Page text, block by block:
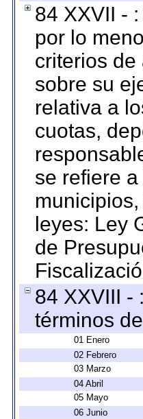
84 XXVII -
por lo
criterios
sobre su
relativa a
cuotas,
se refiere
leyes: Ley
de
84 XXVIII -
términos
01 Enero
02 Febrero
03 Marzo
04 Abril
05 Mayo
06 Junio